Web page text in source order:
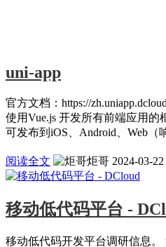
uni-app
官方文档：https://
使用Vue.js 开发所有前端应用的
可发布到iOS、Android、Web（
阅读全文 炬哥 2024-03-22
移动低代码平台 -
移动低代码开发平台调研信息。